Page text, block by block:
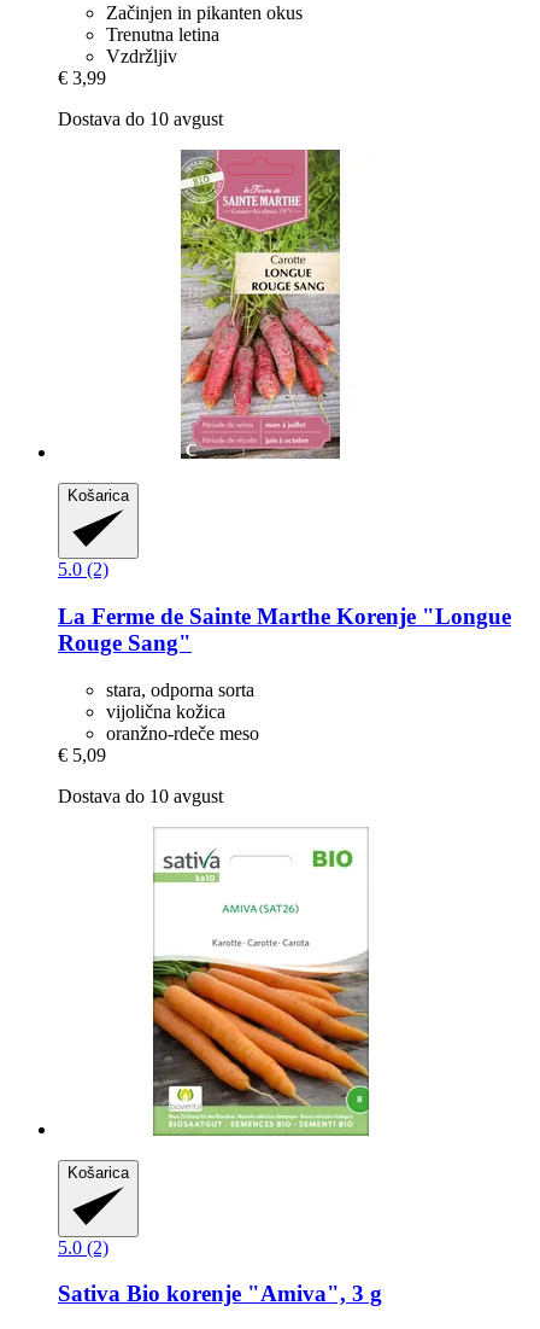
Začinjen in pikanten okus
Trenutna letina
Vzdržljiv
€ 3,99
Dostava do 10 avgust
Košarica
5.0 (2)
La Ferme de Sainte Marthe Korenje "Longue
Rouge Sang"
stara, odporna sorta
vijolična kožica
oranžno-rdeče meso
€ 5,09
Dostava do 10 avgust
Košarica
5.0 (2)
Sativa Bio korenje "Amiva", 3 g